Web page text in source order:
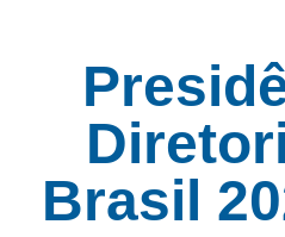
Brasil